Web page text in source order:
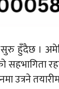
हुँदैछ ।
उत्रने